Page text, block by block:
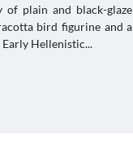
plain and black-glaze
bird figurine and a
Hellenistic...